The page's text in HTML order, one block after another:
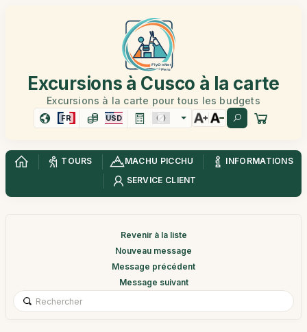
Excursions à Cusco à la carte
Excursions à la carte pour tous les budgets
FR USD
TOURS MACHU PICCHU
INFORMATIONS
SERVICE CLIENT
Revenir à la liste
Nouveau message
Message précédent
Message suivant